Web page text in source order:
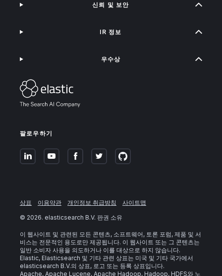
팔로우하기
신뢰 및 보안
IR 정보
우수상
상표 이용약관 개인정보 취급방침
사이트맵
© 2026. elasticsearch B.V. 판권 소유
이 웹사이트 및 관련된 모든 콘텐츠, 소프트웨어, 토론 포럼, 제품 및 서
비스는 전문적인 용도로만 제공됩니다. 이 웹사이트 또는 그 콘텐츠는
일반 소비자 사용을 의도하거나 이를 대상으로 하지 않습니다.
Elastic, Elasticsearch 및 기타 관련 상표는 미국 및 기타 국가에서
elasticsearch B.V.의 상표, 로고 또는 등록 상표입니다.
Apache, Apache Lucene, Apache Hadoop, Hadoop, HDFS와 노